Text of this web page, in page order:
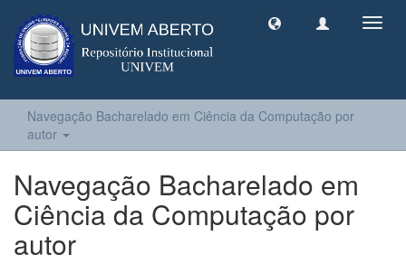
Navegação Bacharelado em Ciência da Computação por
autor
Navegação Bacharelado em
Ciência da Computação por
autor